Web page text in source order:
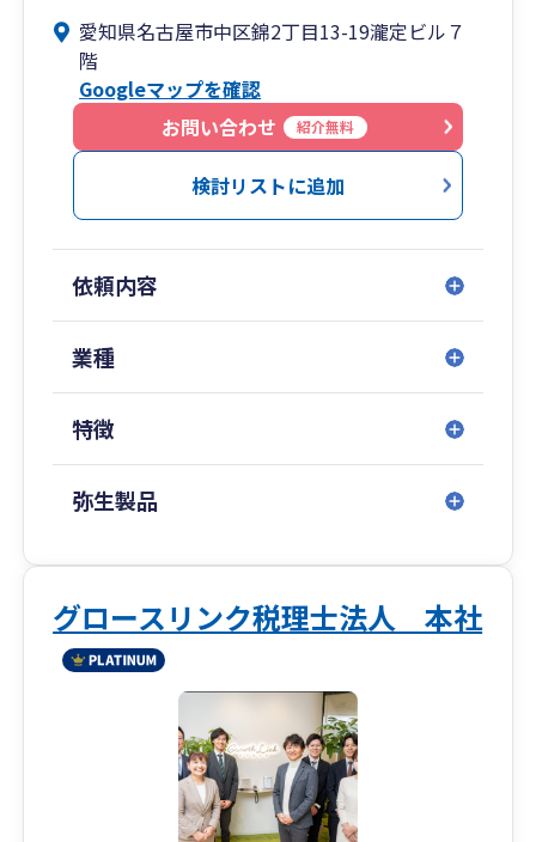
税理士・社会保険労務士・司法書士・システムエ
ンジニア等の専門家が集うプロフェッショナル・
ファームとして、単なる会計・税務の代行業務に
とどまらず、そこから見えてくる経営課題を抽出
し、解決策をご提案しています。
スタッフの平均年齢は35歳。マーケティング理論
に基づいた論理的な経営アドバイスと、フットワ
名古屋を拠点に東京・沖縄・四日市・大阪、そし
てタイ（バンコク）にも拠点を構え、全国のお客
様および海外進出企業様までサポートいたしま
愛知県名古屋市中区錦2丁目13-19瀧定ビル７
階
Googleマップを確認
お問い合わせ
紹介無料
検討リストに追加
依頼内容
業種
特徴
弥生製品
グロースリンク税理士法人 本社